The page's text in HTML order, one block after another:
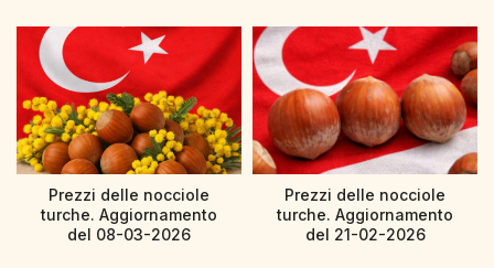
Prezzi delle nocciole
turche. Aggiornamento
del 08-03-2026
Prezzi delle nocciole
turche. Aggiornamento
del 21-02-2026